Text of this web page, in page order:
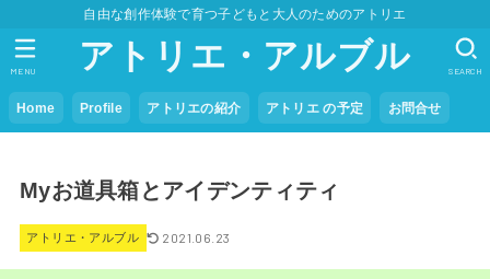
自由な創作体験で育つ子どもと大人のためのアトリエ
アトリエ・アルブル
Home Profile アトリエの紹介 アトリエ の予定 お問合せ
SEARCH
MENU
Myお道具箱とアイデンティティ
アトリエ・アルブル 2021.06.23